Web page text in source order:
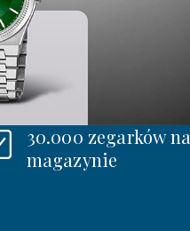
30.000 zegarków na
magazynie